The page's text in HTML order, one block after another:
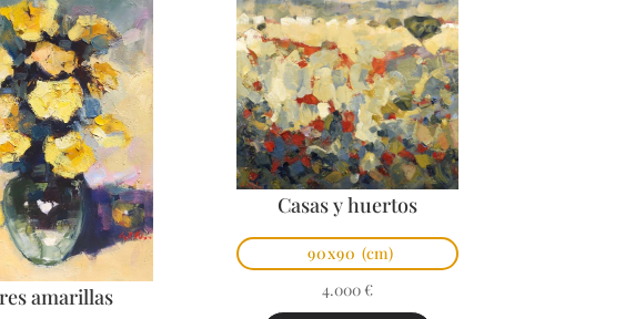
amarillas
Casas y huertos
90x90 (cm)
4.000 €